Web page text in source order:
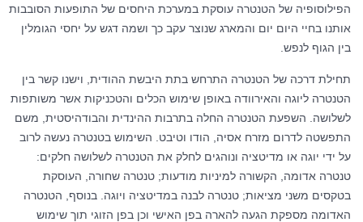
הפילוסופיה של הטנטרה עוסקת במערכת היחסים של התופעות הסובבות
אותנו בחיי היום יום והמארג שנוצר עקב כך ושמה דגש על יחסי הגומלין
בין הגוף לנפש.
תחילת דרכה של הטנטרה התרחש בתת היבשת ההודית, וישנו קשר בין
הטנטרה ליוגה והאירוודה באופן שימוש הכלים והטכניקות אשר משותפות
לשלושה. השפעת הטנטרה החלה בתרבות ההינדית והבודהיסטית, משם
התפשטה לדרום מזרח אסיה, הודו וטיבט. השימוש בטנטרה נעשה לרוב
על ידי יוגה או מדיטציה ונוהגים לחלק את הטנטרה לשלושה חלקים:
טנטרה אדומה, הקשורה למיניות מודעות; טנטרה שחורה, העוסקת
בטקסים משני מציאות; טנטרה לבנה במדיטציה ויוגה. בנוסף, הטנטרה
האדומה מספקת הגעה להארה בפן האישי וכן בפן הזוגי תוך שימוש